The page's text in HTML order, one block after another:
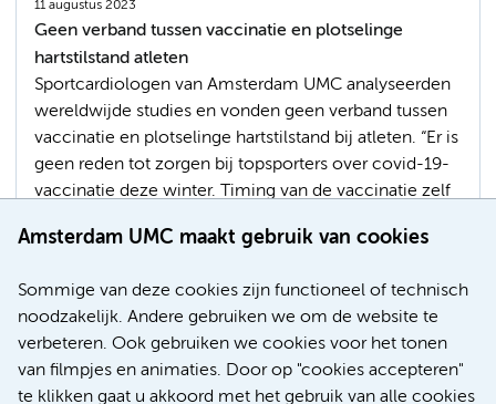
Amsterdam UMC maakt gebruik van cookies
Sommige van deze cookies zijn functioneel of technisch
noodzakelijk. Andere gebruiken we om de website te
verbeteren. Ook gebruiken we cookies voor het tonen
van filmpjes en animaties. Door op "cookies accepteren"
te klikken gaat u akkoord met het gebruik van alle cookies
11 augustus 2023
Geen verband tussen vaccinatie en plotselinge
hartstilstand atleten
Sportcardiologen van Amsterdam UMC analyseerden
wereldwijde studies en vonden geen verband tussen
vaccinatie en plotselinge hartstilstand bij atleten. “Er is
geen reden tot zorgen bij topsporters over covid-19-
vaccinatie deze winter. Timing van de vaccinatie zelf
er onder kunnen lijden”, aldus Harald Jørstad,
covid-19 Vaccinaties
Maatschappelijke impact